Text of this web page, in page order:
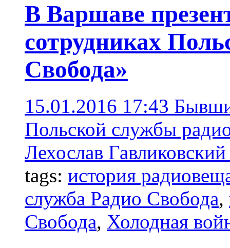
В Варшаве
сотрудниках
Свобода»
15.01.2016 17:43
Польской службы
Лехослав
tags: история
служба Радио Свобода,
Свобода, Холодная